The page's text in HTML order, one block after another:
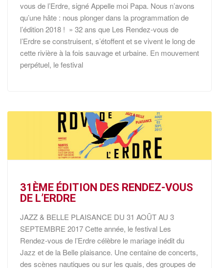
vous de l’Erdre, signé Appelle moi Papa. Nous n’avons
qu’une hâte : nous plonger dans la programmation de
l’édition 2018 ! » 32 ans que Les Rendez-vous de
l’Erdre se construisent, s’étoffent et se vivent le long de
cette rivière à la fois sauvage et urbaine. En mouvement
perpétuel, le festival
31ÈME ÉDITION DES RENDEZ-VOUS
DE L’ERDRE
JAZZ & BELLE PLAISANCE DU 31 AOÛT AU 3
SEPTEMBRE 2017 Cette année, le festival Les
Rendez-vous de l’Erdre célèbre le mariage inédit du
Jazz et de la Belle plaisance. Une centaine de concerts,
des scènes nautiques ou sur les quais, des groupes de